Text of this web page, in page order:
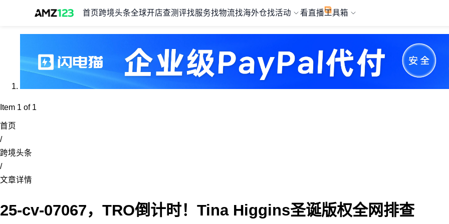
首页 跨境头条全球开店查测评找服务找物流找海外仓找活动 看直播工具箱
Item 1 of 1
首页
/
跨境头条
/
文章详情
25-cv-07067，TRO倒计时！Tina Higgins圣诞版权全网排查